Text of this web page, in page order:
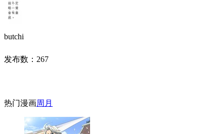
butchi
发布数： 267
热门漫画周 月